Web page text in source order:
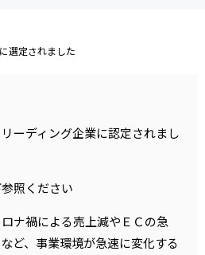
選定されました
ーディング企業に認定されまし
照ください
ナ禍による売上減やＥＣの急
ど、事業環境が急速に変化する